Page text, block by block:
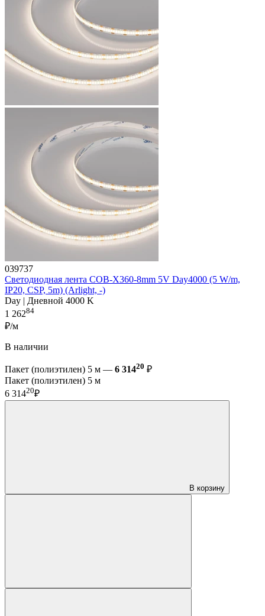
039737
Светодиодная лента COB-X360-8mm 5V Day4000 (5 W/m,
IP20, CSP, 5m) (Arlight, -)
Day | Дневной 4000 K
1 26284
₽/м
В наличии
Пакет (полиэтилен) 5 м — 6 31420 ₽
Пакет (полиэтилен) 5 м
6 31420₽
В корзину